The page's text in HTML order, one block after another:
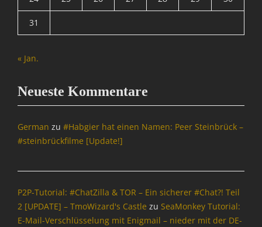
h
n
,
c
c
t
n
&
P
31
« Jan.
Neueste Kommentare
German zu #Habgier hat einen Namen: Peer Steinbrück –
#steinbrückfilme [Update!]
P2P-Tutorial: #ChatZilla & TOR – Ein sicherer #Chat?! Teil
2 [UPDATE] – TmoWizard's Castle zu SeaMonkey Tutorial:
E-Mail-Verschlüsselung mit Enigmail – nieder mit der DE-